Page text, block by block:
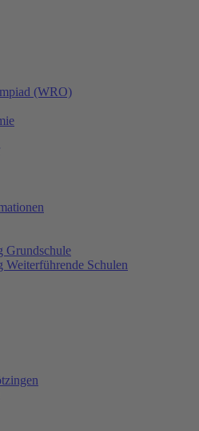
(WRO)
Grundschule
Weiterführende Schulen